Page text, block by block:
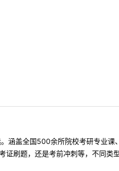
涵盖全国500余所院校考研专业
刷题，还是考前冲刺等，不同类